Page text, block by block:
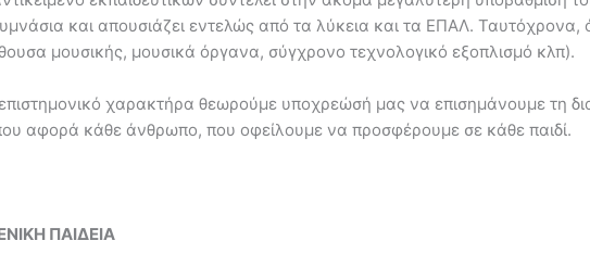
και απουσιάζει εντελώς από τα λύκεια και τα ΕΠΑΛ. Ταυτόχρονα,
μουσικής, μουσικά όργανα, σύγχρονο τεχνολογικό εξοπλισμό κλπ).
χαρακτήρα θεωρούμε υποχρεώσή μας να επισημάνουμε τη
που αφορά κάθε άνθρωπο, που οφείλουμε να προσφέρουμε σε κάθε παιδί.
ΠΑΙΔΕΙΑ